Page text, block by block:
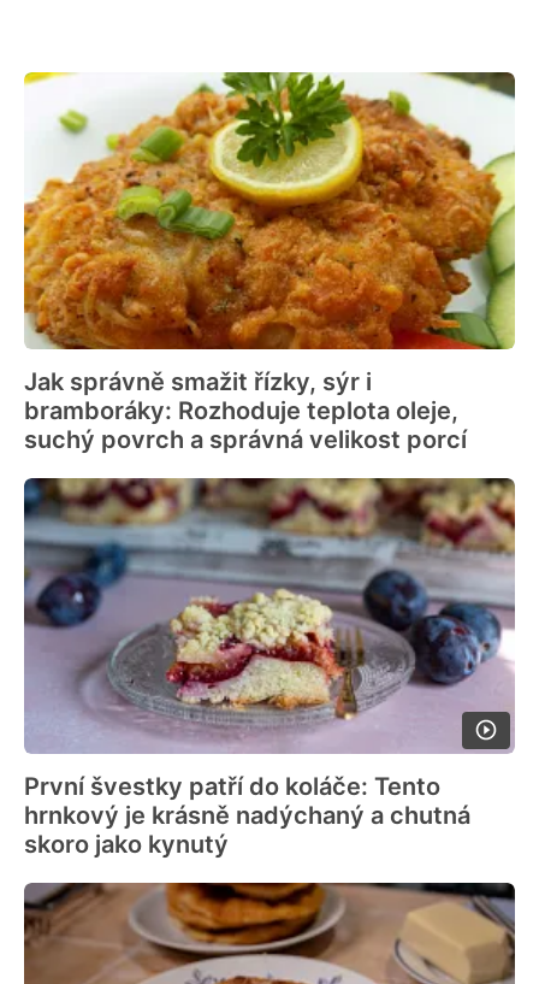
Jak správně smažit řízky, sýr i
bramboráky: Rozhoduje teplota oleje,
suchý povrch a správná velikost porcí
První švestky patří do koláče: Tento
hrnkový je krásně nadýchaný a chutná
skoro jako kynutý